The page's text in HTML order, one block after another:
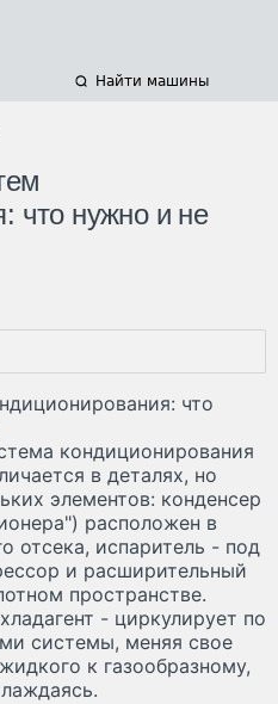
Найти машины
что нужно и не
что
кондиционирования
в деталях, но
элементов: конденсер
расположен в
отсека, испаритель - под
и расширительный
пространстве.
- циркулирует по
системы, меняя свое
к газообразному,